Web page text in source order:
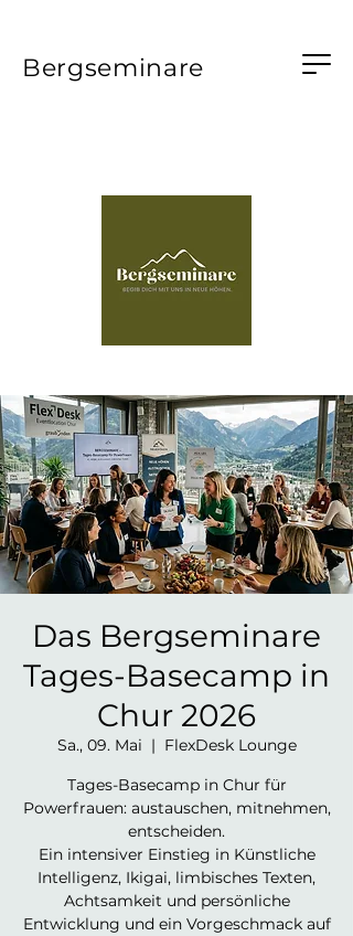
Bergseminare
Das Bergseminare
Tages-Basecamp in
Chur 2026
Sa., 09. Mai
  |
FlexDesk Lounge
Tages-Basecamp in Chur für
Powerfrauen: austauschen, mitnehmen,
entscheiden.
Ein intensiver Einstieg in Künstliche
Intelligenz, Ikigai, limbisches Texten,
Achtsamkeit und persönliche
Entwicklung und ein Vorgeschmack auf